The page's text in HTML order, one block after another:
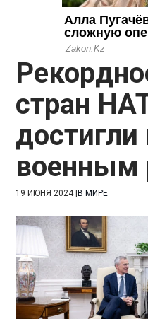
стран
военным
19 ИЮНЯ 2024|В МИРЕ